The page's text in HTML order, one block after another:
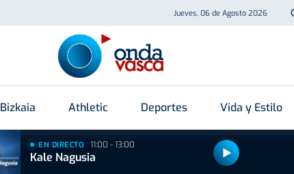
Jueves, 06 de Agosto 2026
Bizkaia Athletic Deportes Vida y Estilo
EN DIRECTO 11:00 - 13:00
Kale Nagusia